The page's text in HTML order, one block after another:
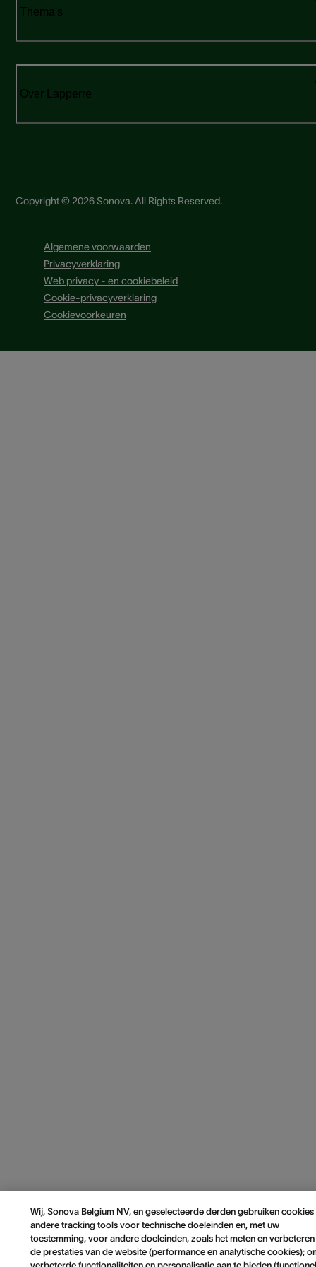
Thema's
Over Lapperre
Copyright © 2026 Sonova. All Rights Reserved.
Algemene voorwaarden
Privacyverklaring
Web privacy - en cookiebeleid
Cookie-privacyverklaring
Cookievoorkeuren
Wij, Sonova Belgium NV, en geselecteerde derden gebruiken cookies
andere tracking tools voor technische doeleinden en, met uw
toestemming, voor andere doeleinden, zoals het meten en
de prestaties van de website (performance en analytische cookies);